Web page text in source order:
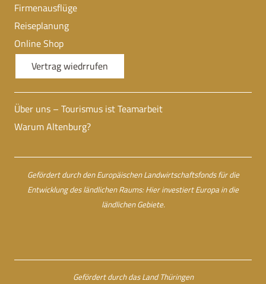
Firmenausflüge
Reiseplanung
Online Shop
Vertrag wiedrrufen
Über uns – Tourismus ist Teamarbeit
Warum Altenburg?
Gefördert durch den Europäischen Landwirtschaftsfonds für die
Entwicklung des ländlichen Raums: Hier investiert Europa in die
ländlichen Gebiete.
Gefördert durch das Land Thüringen